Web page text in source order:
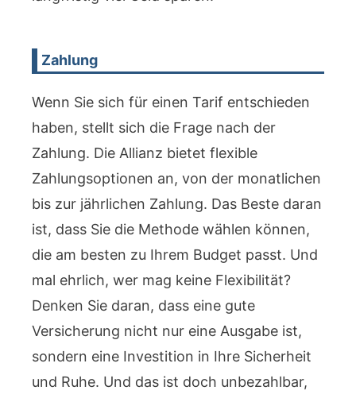
Zahlung
Wenn Sie sich für einen Tarif entschieden
haben, stellt sich die Frage nach der
Zahlung. Die Allianz bietet flexible
Zahlungsoptionen an, von der monatlichen
bis zur jährlichen Zahlung. Das Beste daran
ist, dass Sie die Methode wählen können,
die am besten zu Ihrem Budget passt. Und
mal ehrlich, wer mag keine Flexibilität?
Denken Sie daran, dass eine gute
Versicherung nicht nur eine Ausgabe ist,
sondern eine Investition in Ihre Sicherheit
und Ruhe. Und das ist doch unbezahlbar,